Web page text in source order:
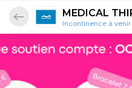
MEDICAL
Incontinence à